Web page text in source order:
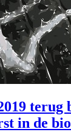
terug
in de